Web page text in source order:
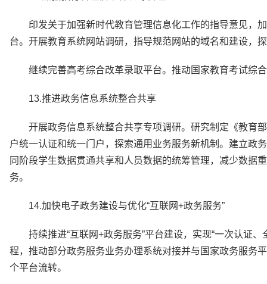
印发关于加强新时代教育管理信息化工作的指导意见，
台。开展教育系统网站调研，指导规范网站的域名和建设，
继续完善高考综合改革录取平台。推动国家教育考试综
13.推进政务信息系统整合共享
开展政务信息系统整合共享专项调研。研究制定《教育
户统一认证和统一门户，探索通用业务服务新机制。建立政
同阶段学生数据贯通共享和人员数据的统筹管理，减少数据
务。
14.加快电子政务建设与优化“互联网+政务服务”
持续推进“互联网+政务服务”平台建设，实现“一次认证
程，推动部分政务服务业务办理系统对接并与国家政务服务
个平台流转。